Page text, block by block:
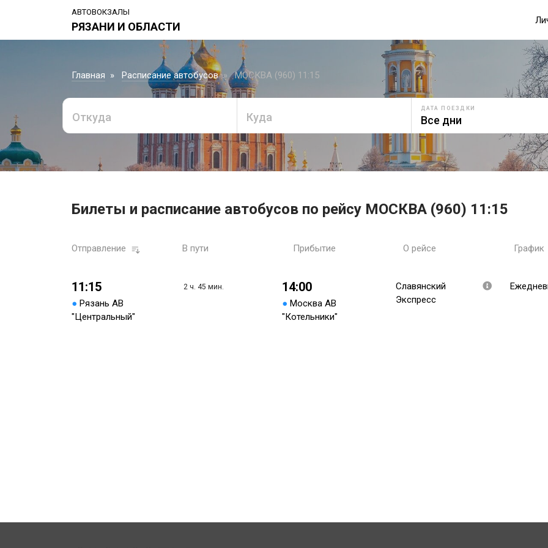
АВТОВОКЗАЛЫ
РЯЗАНИ И ОБЛАСТИ
Главная Расписание автобусов МОСКВА (960) 11:15
Откуда Куда
ДАТА ПОЕЗДКИ
Билеты и расписание автобусов по рейсу МОСКВА (960) 11:15
Отправление В пути Прибытие О рейсе График
11:15
● Рязань АВ
"Центральный"
2 ч. 45 мин. 14:00
● Москва АВ
"Котельники"
Славянский
Экспресс